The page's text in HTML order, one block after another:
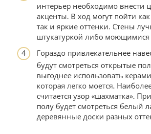
интерьер необходимо внести
акценты. В ход могут пойти
так и яркие оттенки. Стены
штукатуркой либо
Гораздо привлекательнее
будут смотреться открытые
выгоднее использовать
которая легко моется.
считается узор «шахматка».
полу будет смотреться белый
деревянные доски разных